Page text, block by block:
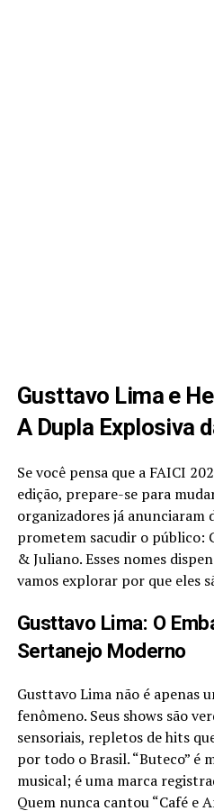
Gusttavo Lima e
A Dupla Explosiva
Se você pensa que a FAICI
edição, prepare-se para
organizadores já anunciaram
prometem sacudir o público:
& Juliano. Esses nomes
vamos explorar por que eles
Gusttavo Lima: O
Sertanejo Moderno
Gusttavo Lima não é apenas
fenômeno. Seus shows são
sensoriais, repletos de hits
por todo o Brasil. “Buteco” é
musical; é uma marca
Quem nunca cantou “Café e